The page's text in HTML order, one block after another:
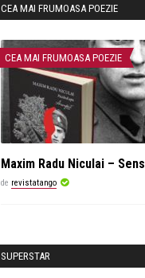
CEA MAI FRUMOASA POEZIE
CEA MAI FRUMOASA POEZIE
Maxim Radu Niculai – Sens
de revistatango
SUPERSTAR